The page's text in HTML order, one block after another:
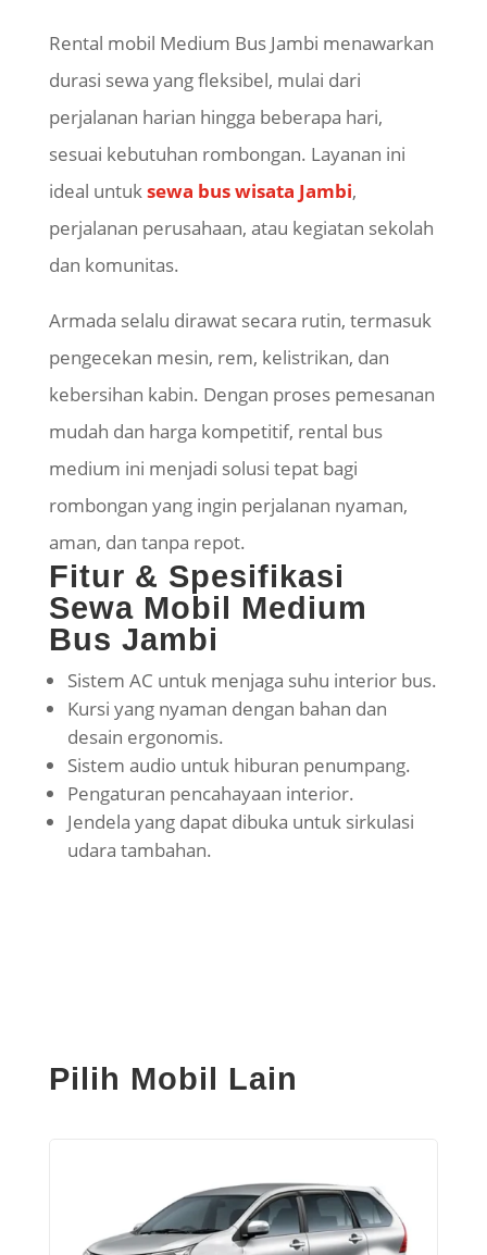
Rental mobil Medium Bus Jambi menawarkan
durasi sewa yang fleksibel, mulai dari
perjalanan harian hingga beberapa hari,
sesuai kebutuhan rombongan. Layanan ini
ideal untuksewa bus wisata Jambi,
perjalanan perusahaan, atau kegiatan sekolah
dan komunitas.
Armada selalu dirawat secara rutin, termasuk
pengecekan mesin, rem, kelistrikan, dan
kebersihan kabin. Dengan proses pemesanan
mudah dan harga kompetitif, rental bus
medium ini menjadi solusi tepat bagi
rombongan yang ingin perjalanan nyaman,
aman, dan tanpa repot.
Fitur & Spesifikasi
Sewa Mobil Medium
Bus Jambi
Sistem AC untuk menjaga suhu interior bus.
Kursi yang nyaman dengan bahan dan
desain ergonomis.
Sistem audio untuk hiburan penumpang.
Pengaturan pencahayaan interior.
Jendela yang dapat dibuka untuk sirkulasi
udara tambahan.
Pilih Mobil Lain